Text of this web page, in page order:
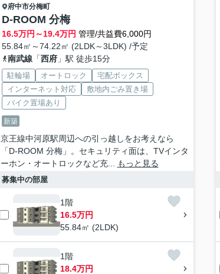
府中市分梅町
D-ROOM 分梅
16.5万円～19.4万円 管理/共益費6,000円
55.84㎡～74.22㎡ (2LDK～3LDK) /予定
南武線「西府」駅 徒歩15分
駐輪場 オートロック
宅配ボックス
インターネット対応
敷地内ごみ置き場
バイク置場あり
新築
京王線中河原駅周辺への引っ越しをお考えなら
「D-ROOM 分梅」。セキュリティ面は、TVインタ
ーホン・オートロックなど充...
もっと見る
募集中の部屋
1階
16.5万円
55.84㎡ (2LDK)
1階
18.4万円